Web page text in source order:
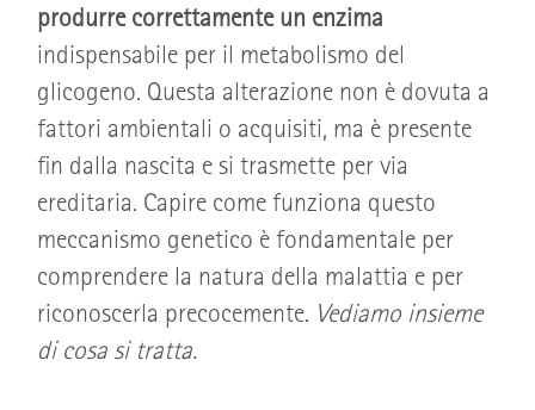
produrre correttamente un enzima
indispensabile per il metabolismo del
glicogeno. Questa alterazione non è dovuta a
fattori ambientali o acquisiti, ma è presente
fin dalla nascita e si trasmette per via
ereditaria. Capire come funziona questo
meccanismo genetico è fondamentale per
comprendere la natura della malattia e per
riconoscerla precocemente. Vediamo insieme
di cosa si tratta.